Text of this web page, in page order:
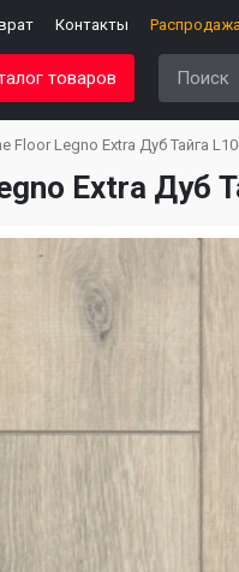
Контакты Распродажа
товаров
Floor Legno Extra Дуб Тайга
Extra Дуб